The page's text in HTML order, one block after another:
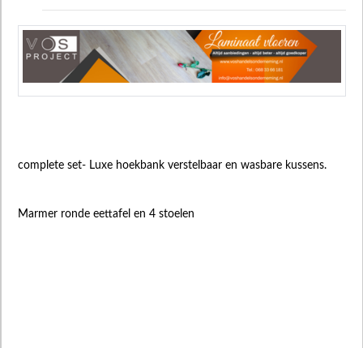
complete set- Luxe hoekbank verstelbaar en wasbare kussens.
Marmer ronde eettafel en 4 stoelen